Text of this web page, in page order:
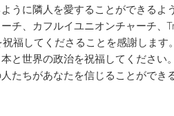
うに隣人を愛することができるよ
チ、カフルイユニオンチャーチ、
福してくださることを感謝します
と世界の政治を祝福してください
たちがあなたを信じることができ